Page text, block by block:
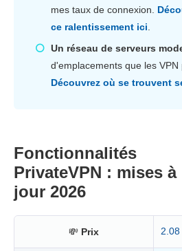
mes taux de connexion.
ce ralentissement ici.
Un réseau de serveurs
d'emplacements que les VPN
Découvrez où se trouvent
Fonctionnalités
PrivateVPN : mises à
jour 2026
💸 Prix 2.08